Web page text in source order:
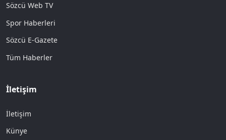
Sözcü Web TV
Spor Haberleri
Sözcü E-Gazete
Tüm Haberler
İletişim
İletişim
Künye